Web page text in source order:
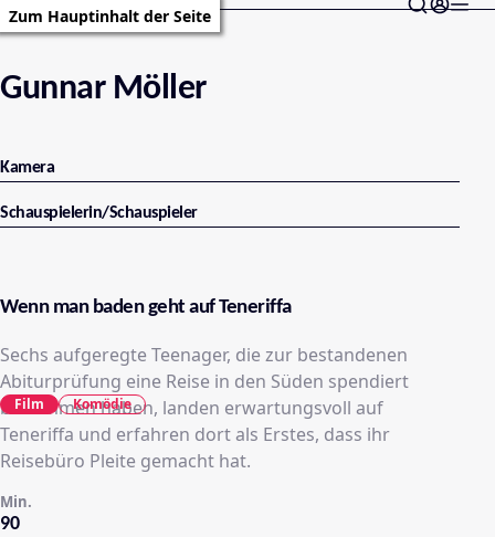
Zum Hauptinhalt der Seite
Gunnar Möller
Kamera
Schauspielerin/Schauspieler
Wenn man baden geht auf Teneriffa
Sechs aufgeregte Teenager, die zur bestandenen
Abiturprüfung eine Reise in den Süden spendiert
bekommen haben, landen erwartungsvoll auf
Teneriffa und erfahren dort als Erstes, dass ihr
Reisebüro Pleite gemacht hat.
90
Min.
Film Komödie